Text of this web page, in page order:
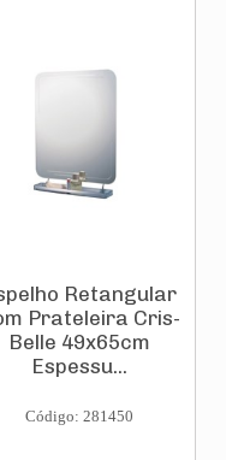
Retangular
Prateleira Cris-
Belle 49x65cm
Espessu...
Código: 281450